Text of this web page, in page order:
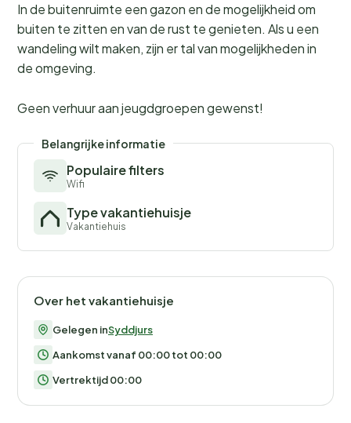
In de buitenruimte een gazon en de mogelijkheid om
buiten te zitten en van de rust te genieten. Als u een
wandeling wilt maken, zijn er tal van mogelijkheden in
de omgeving.
Geen verhuur aan jeugdgroepen gewenst!
Belangrijke informatie
Populaire filters
Wifi
Type vakantiehuisje
Vakantiehuis
Over het vakantiehuisje
Gelegen inSyddjurs
Aankomst vanaf 00:00 tot 00:00
Vertrektijd 00:00